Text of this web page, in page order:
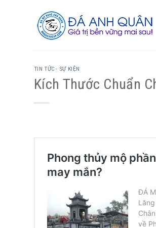
TIN TỨC - SỰ KIỆN
Kích Thước Chuẩn